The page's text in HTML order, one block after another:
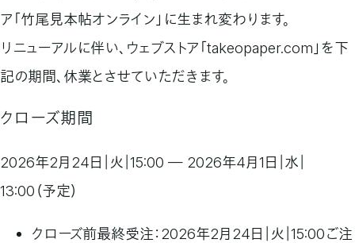
ア「竹尾見本帖オンライン」に生まれ変わります。
リニューアルに伴い、ウェブストア「takeopaper.com」を下
記の期間、休業とさせていただきます。
クローズ期間
2026年2月24日｜火｜15:00 — 2026年4月1日｜水｜
13:00（予定）
クローズ前最終受注：2026年2月24日｜火｜15:00ご注